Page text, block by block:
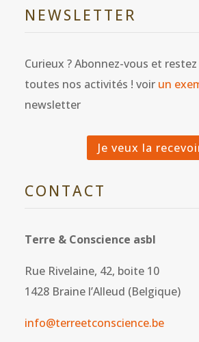
NEWSLETTER
Curieux ? Abonnez-vous et
toutes nos activités ! voir un
newsletter
Je veux la
CONTACT
Terre & Conscience asbl
Rue Rivelaine, 42, boite 10
1428 Braine l’Alleud (Belgique)
info@terreetconscience.be